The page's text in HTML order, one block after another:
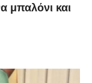
μπαλόνι και